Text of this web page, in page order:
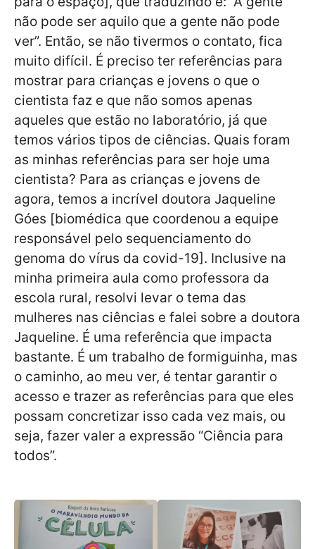
não pode ser aquilo que a gente não pode
ver”. Então, se não tivermos o contato, fica
muito difícil. É preciso ter referências para
mostrar para crianças e jovens o que o
cientista faz e que não somos apenas
aqueles que estão no laboratório, já que
temos vários tipos de ciências. Quais foram
as minhas referências para ser hoje uma
cientista? Para as crianças e jovens de
agora, temos a incrível doutora Jaqueline
Góes [biomédica que coordenou a equipe
responsável pelo sequenciamento do
genoma do vírus da covid-19]. Inclusive na
minha primeira aula como professora da
escola rural, resolvi levar o tema das
mulheres nas ciências e falei sobre a doutora
Jaqueline. É uma referência que impacta
bastante. É um trabalho de formiguinha, mas
o caminho, ao meu ver, é tentar garantir o
acesso e trazer as referências para que eles
possam concretizar isso cada vez mais, ou
seja, fazer valer a expressão “Ciência para
todos”.